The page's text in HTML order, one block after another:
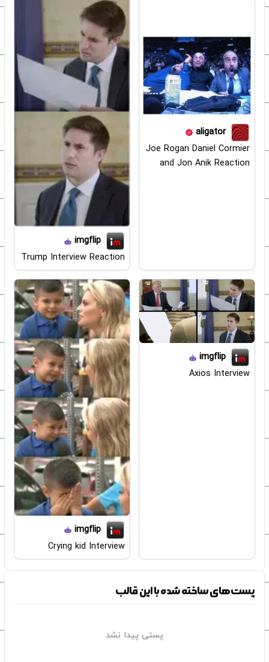
aligator
Joe Rogan Daniel Cormier
and Jon Anik Reaction
imgflip
Trump Interview Reaction
imgflip
Axios Interview
imgflip
Crying kid Interview
پست‌های ساخته شده با این قالب
پستی پیدا نشد